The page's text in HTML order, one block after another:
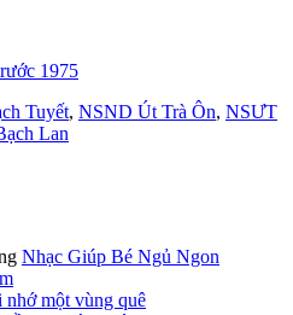
1975
Tuyết, NSND Út Trà Ôn, NSƯT
Lan
Nhạc Giúp Bé Ngủ Ngon
nhớ một vùng quê